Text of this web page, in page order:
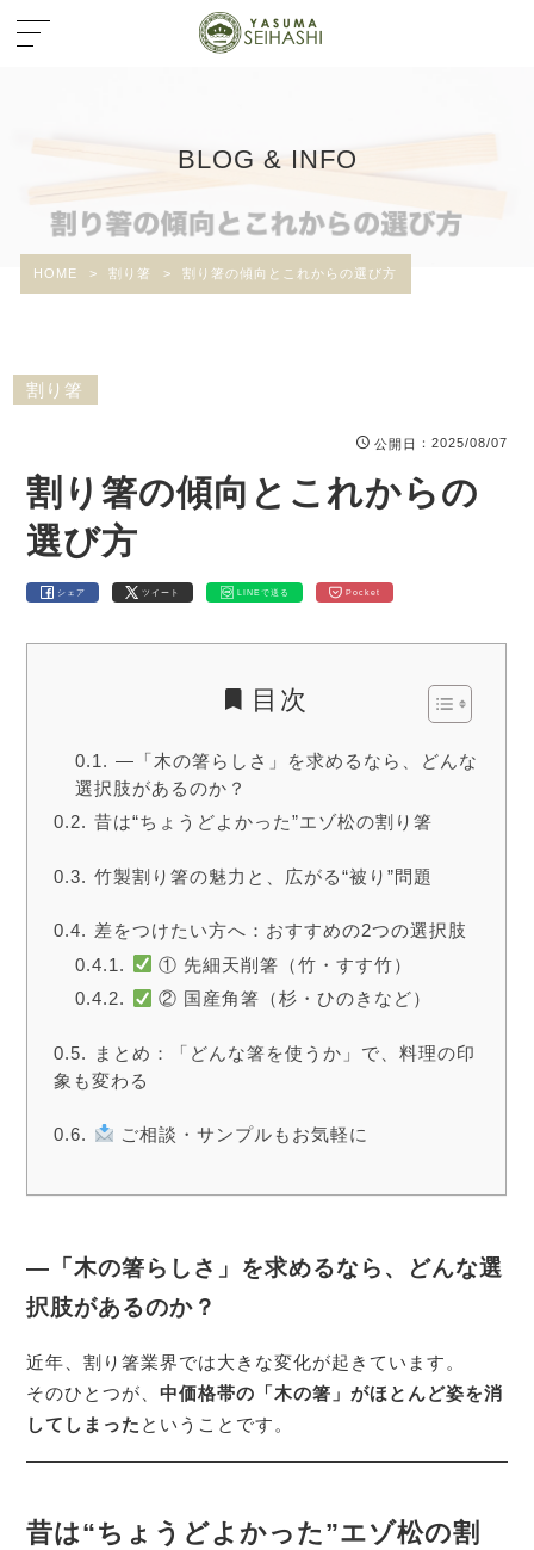
BLOG & INFO
HOME > 割り箸 > 割り箸の傾向とこれからの選び方
割り箸
公開日 ：2025/08/07
割り箸の傾向とこれからの
選び方
シェア ツイート LINEで送る Pocket
目次
―「木の箸らしさ」を求めるなら、どんな
選択肢があるのか？
昔は“ちょうどよかった”エゾ松の割り箸
竹製割り箸の魅力と、広がる“被り”問題
差をつけたい方へ：おすすめの2つの選択肢
① 先細天削箸（竹・すす竹）
② 国産角箸（杉・ひのきなど）
まとめ：「どんな箸を使うか」で、料理の印
象も変わる
ご相談・サンプルもお気軽に
―「木の箸らしさ」を求めるなら、どんな選
択肢があるのか？
近年、割り箸業界では大きな変化が起きています。
そのひとつが、中価格帯の「木の箸」がほとんど姿を消
してしまった ということです。
昔は“ちょうどよかった”エゾ松の割